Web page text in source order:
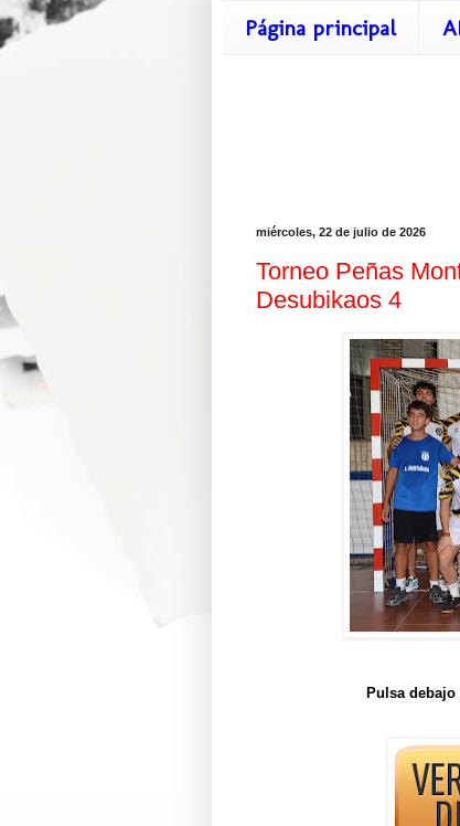
Página principal
miércoles, 22 de julio de 2026
Torneo Peñas
Desubikaos 4
Pulsa debajo